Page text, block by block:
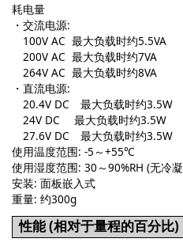
耗电量
・交流电源:
100V AC 最大负载时约5.5VA
200V AC 最大负载时约7VA
264V AC 最大负载时约8VA
・直流电源:
20.4V DC 最大负载时约3.5W
24V DC 最大负载时约3.5W
27.6V DC 最大负载时约3.5W
使用温度范围: -5～+55℃
使用湿度范围: 30～90%RH (无冷
安装: 面板嵌入式
重量: 约300g
性能 (相对于量程的百分比)